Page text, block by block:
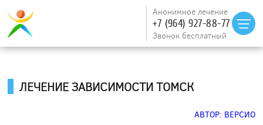
Анонимное лечение
+7 (964) 927-88-77
Звонок бесплатный
ЛЕЧЕНИЕ ЗАВИСИМОСТИ ТОМСК
АВТОР: ВЕРСИО